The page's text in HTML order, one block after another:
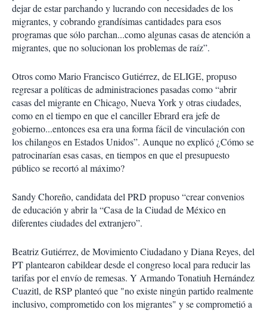
dejar de estar parchando y lucrando con necesidades de los
migrantes, y cobrando grandísimas cantidades para esos
programas que sólo parchan...como algunas casas de atención a
migrantes, que no solucionan los problemas de raíz”.
Otros como Mario Francisco Gutiérrez, de ELIGE, propuso
regresar a políticas de administraciones pasadas como “abrir
casas del migrante en Chicago, Nueva York y otras ciudades,
como en el tiempo en que el canciller Ebrard era jefe de
gobierno...entonces esa era una forma fácil de vinculación con
los chilangos en Estados Unidos”. Aunque no explicó ¿Cómo se
patrocinarían esas casas, en tiempos en que el presupuesto
público se recortó al máximo?
Sandy Choreño, candidata del PRD propuso “crear convenios
de educación y abrir la “Casa de la Ciudad de México en
diferentes ciudades del extranjero”.
Beatriz Gutiérrez, de Movimiento Ciudadano y Diana Reyes, del
PT plantearon cabildear desde el congreso local para reducir las
tarifas por el envío de remesas. Y Armando Tonatiuh Hernández
Cuazitl, de RSP planteó que "no existe ningún partido realmente
inclusivo, comprometido con los migrantes" y se comprometió a